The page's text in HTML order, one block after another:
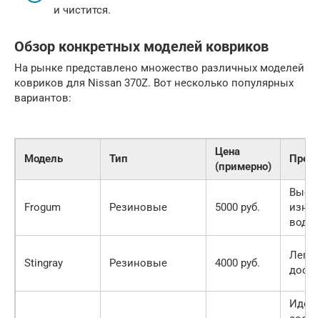
и чистится.
Обзор конкретных моделей ковриков
На рынке представлено множество различных моделей
ковриков для Nissan 370Z. Вот несколько популярных
вариантов:
Модель Тип
Цена
(примерно)
Frogum Резиновые 5000 руб.
Stingray Резиновые 4000 руб.